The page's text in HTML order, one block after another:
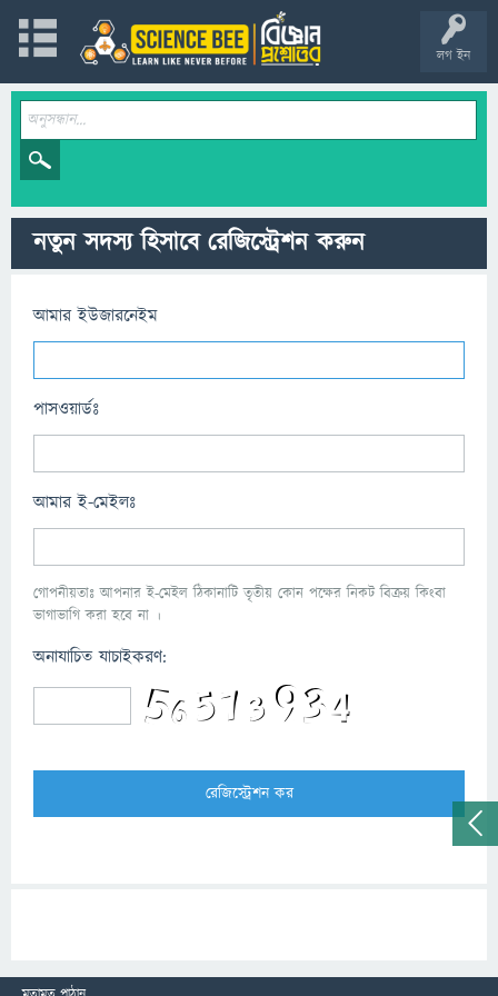
লগ ইন
নতুন সদস্য হিসাবে রেজিস্ট্রেশন করুন
আমার ইউজারনেইম
পাসওয়ার্ডঃ
আমার ই-মেইলঃ
গোপনীয়তাঃ আপনার ই-মেইল ঠিকানাটি তৃতীয় কোন পক্ষের নিকট বিক্রয় কিংবা
ভাগাভাগি করা হবে না ।
অনাযাচিত যাচাইকরণ: